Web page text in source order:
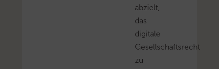
abzielt,
das
digitale
Gesellschaftsrecht
zu